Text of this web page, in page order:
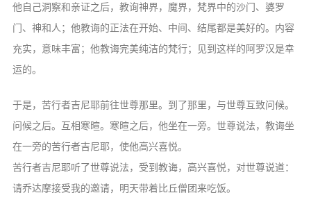
观自在禅修营
教理研究
学报论集
信息公告
他自己洞察和亲证之后，教询神界，魔界，梵界中的沙门、婆罗
门、神和人；他教诲的正法在开始、中间、结尾都是美好的。内容
充实，意味丰富；他教诲完美纯洁的梵行；见到这样的阿罗汉是幸
运的。
于是，苦行者吉尼耶前往世尊那里。到了那里，与世尊互致问候。
问候之后。互相寒暄。寒暄之后，他坐在一旁。世尊说法，教诲坐
在一旁的苦行者吉尼耶，使他高兴喜悦。
苦行者吉尼耶听了世尊说法，受到教诲，高兴喜悦，对世尊说道：
请乔达摩接受我的邀请，明天带着比丘僧团来吃饭。